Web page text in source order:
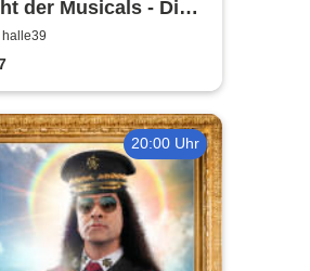
der Musicals - Die
Musicalgala
halle39
20:00 Uhr